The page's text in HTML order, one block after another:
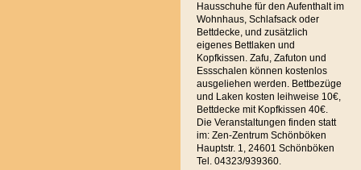
Hausschuhe für den Aufenthalt im
Wohnhaus, Schlafsack oder
Bettdecke, und zusätzlich
eigenes Bettlaken und
Kopfkissen. Zafu, Zafuton und
Essschalen können kostenlos
ausgeliehen werden. Bettbezüge
und Laken kosten leihweise 10€,
Bettdecke mit Kopfkissen 40€.
Die Veranstaltungen finden statt
im: Zen-Zentrum Schönböken
Hauptstr. 1, 24601 Schönböken
Tel. 04323/939360.